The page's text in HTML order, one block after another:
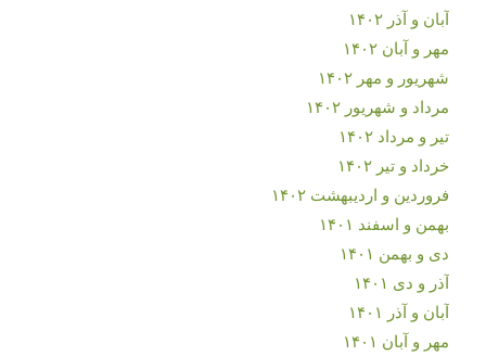
آبان و آذر ۱۴۰۲
مهر و آبان ۱۴۰۲
شهریور و مهر ۱۴۰۲
مرداد و شهریور ۱۴۰۲
تیر و مرداد ۱۴۰۲
خرداد و تیر ۱۴۰۲
فروردین و اردیبهشت ۱۴۰۲
بهمن و اسفند ۱۴۰۱
دی و بهمن ۱۴۰۱
آذر و دی ۱۴۰۱
آبان و آذر ۱۴۰۱
مهر و آبان ۱۴۰۱